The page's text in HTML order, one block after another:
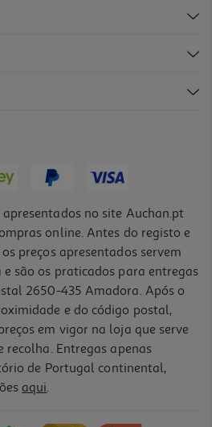
Branco 2m 3a
no site Auchan.pt
online. Antes do registo e
preços apresentados servem
e são os praticados para entregas
2650-435 Amadora. Após o
e do código postal,
em vigor na loja que serve
recolha. Entregas apenas
de Portugal continental,
aqui.